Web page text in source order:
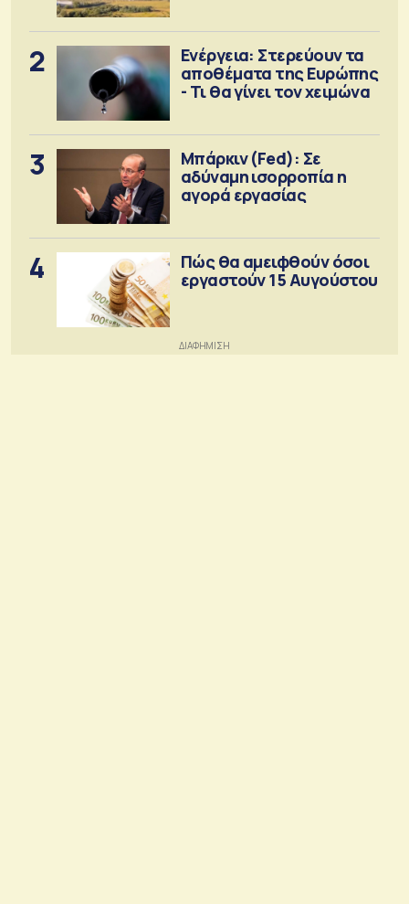
2
Ενέργεια: Στερεύουν τα
αποθέματα της Ευρώπης
- Τι θα γίνει τον χειμώνα
3
Μπάρκιν (Fed): Σε
αδύναμη ισορροπία η
αγορά εργασίας
4
Πώς θα αμειφθούν όσοι
εργαστούν 15 Αυγούστου